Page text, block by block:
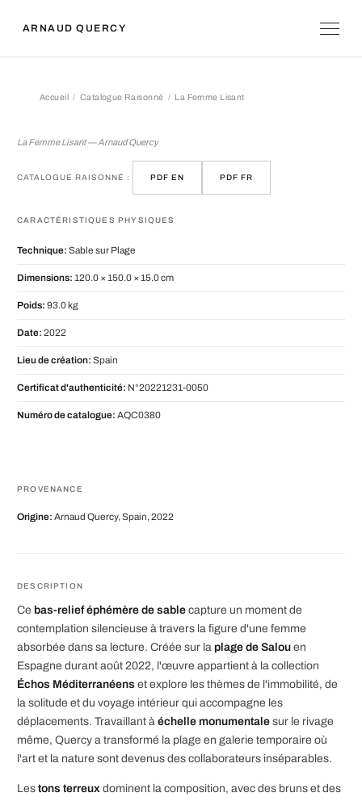
ARNAUD QUERCY
Accueil Catalogue Raisonné La Femme Lisant
La Femme Lisant — Arnaud Quercy
CATALOGUE RAISONNÉ : PDF EN PDF FR
CARACTÉRISTIQUES PHYSIQUES
Technique: Sable sur Plage
Dimensions: 120.0 × 150.0 × 15.0 cm
Poids: 93.0 kg
Date: 2022
Lieu de création: Spain
Certificat d'authenticité: N°20221231-0050
Numéro de catalogue: AQC0380
PROVENANCE
Origine: Arnaud Quercy, Spain, 2022
DESCRIPTION
Ce bas-relief éphémère de sable capture un moment de
contemplation silencieuse à travers la figure d'une femme
absorbée dans sa lecture. Créée sur la plage de Salou en
Espagne durant août 2022, l'œuvre appartient à la collection
Échos Méditerranéens et explore les thèmes de l'immobilité, de
la solitude et du voyage intérieur qui accompagne les
déplacements. Travaillant à échelle monumentale sur le rivage
même, Quercy a transformé la plage en galerie temporaire où
l'art et la nature sont devenus des collaborateurs inséparables.
Les tons terreux dominent la composition, avec des bruns et des